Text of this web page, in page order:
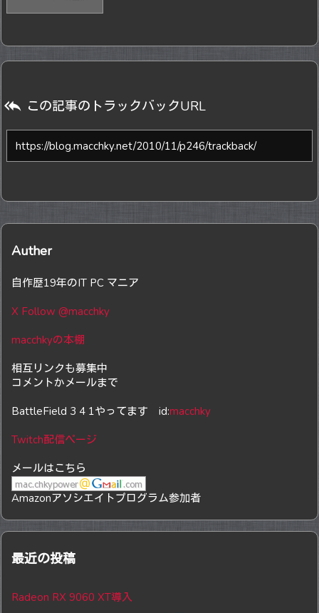
 この記事のトラックバックURL
Auther
自作歴19年のIT PC マニア
X Follow @macchky
macchkyの本棚
相互リンクも募集中
コメントかメールまで
BattleField 3 4 1やってます id:macchky
Twitch配信ページ
メールはこちら
Amazonアソシエイトプログラム参加者
最近の投稿
Radeon RX 9060 XT導入